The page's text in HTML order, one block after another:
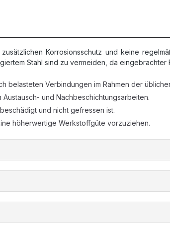
Korrosionsschutz und keine
Stahl sind zu vermeiden, da eingebrachter
belasteten Verbindungen im Rahmen der
und Nachbeschichtungsarbeiten.
und nicht gefressen ist.
höherwertige Werkstoffgüte vorzuziehen.